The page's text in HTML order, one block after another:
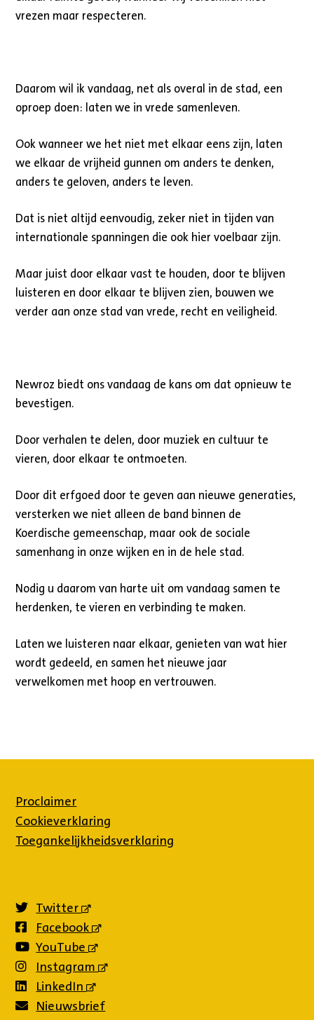
vrezen maar respecteren.
Daarom wil ik vandaag, net als overal in de stad, een
oproep doen: laten we in vrede samenleven.
Ook wanneer we het niet met elkaar eens zijn, laten
we elkaar de vrijheid gunnen om anders te denken,
anders te geloven, anders te leven.
Dat is niet altijd eenvoudig, zeker niet in tijden van
internationale spanningen die ook hier voelbaar zijn.
Maar juist door elkaar vast te houden, door te blijven
luisteren en door elkaar te blijven zien, bouwen we
verder aan onze stad van vrede, recht en veiligheid.
Newroz biedt ons vandaag de kans om dat opnieuw te
bevestigen.
Door verhalen te delen, door muziek en cultuur te
vieren, door elkaar te ontmoeten.
Door dit erfgoed door te geven aan nieuwe generaties,
versterken we niet alleen de band binnen de
Koerdische gemeenschap, maar ook de sociale
samenhang in onze wijken en in de hele stad.
Nodig u daarom van harte uit om vandaag samen te
herdenken, te vieren en verbinding te maken.
Laten we luisteren naar elkaar, genieten van wat hier
wordt gedeeld, en samen het nieuwe jaar
verwelkomen met hoop en vertrouwen.
Proclaimer
Cookieverklaring
Toegankelijkheidsverklaring
Twitter
(externe
link)
Facebook
(externe
YouTube
(externe
link)
Instagram
(externe
LinkedIn
(externe
link)
Nieuwsbrief